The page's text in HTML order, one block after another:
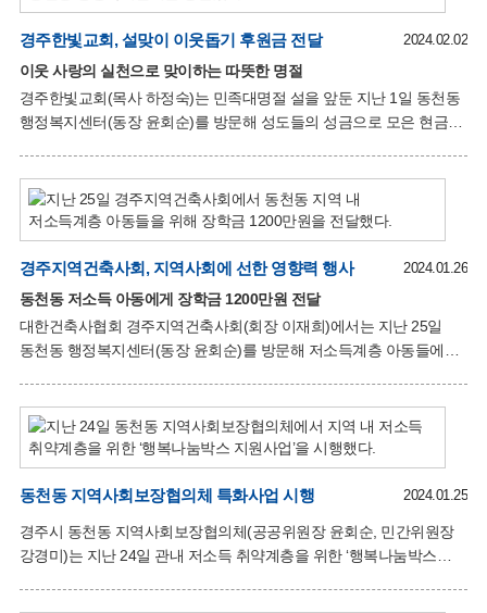
봉사활동을 펼쳐왔다. 최일경 본부장은 “명절을 앞두고 임직원들이
정성껏 준비한 선물이 이웃들의 따뜻하고 풍성한 명절에 작은
도움이라도 되기를 바라며, 앞으로도 필요한 곳에 지속적으로 나눔을
“명절마다 꾸준히 이웃돕기에 앞장서 주셔서 감사드리며, 어려운
이웃들을
경주한빛교회, 설맞이 이웃돕기 후원금 전달 2024.02.02
이웃 사랑의 실천으로 맞이하는 따뜻한 명절
경주한빛교회(목사 하정숙)는 민족대명절 설을 앞둔 지난 1일 동천동
행정복지센터(동장 윤회순)를 방문해 성도들의 성금으로 모은 현금
기탁된 성금은 동천동 지역 내 어려운 이웃들에게 전달될 예정이다.
하정숙 목사는 “도움이 필요한 분들께 작은 도움이라도 되기를
바라며, 앞으로도 꾸준한 관심으로 주변을 돌아보고 이웃을 섬기는
교회가 되겠다”고 전했다. 윤회순 동천동장은 “지속적인 관심으로
관내 어려운 주민들을 도와주셔서 늘 감사드리며, 다가오는 설 명절에
소외되는 이웃이 없는 동천동을 만들 수 있도록 노력하겠다”며 감사의
뜻을 전했다.
경주지역건축사회, 지역사회에 선한 영향력 행사 2024.01.26
동천동 저소득 아동에게 장학금 1200만원 전달
대한건축사협회 경주지역건축사회(회장 이재희)에서는 지난 25일
동천동 행정복지센터(동장 윤회순)를 방문해 저소득계층 아동들에게
선도하고 있다. 또한 수년째 어려운 아동들에게 지속적으로 장학금을
지원하고 있어 타 단체 및 지역사회에 선한 영향력을 끼치며 귀감이
되고 있다. 이재희 회장은 “아동들이 희망을 잃지 않고 꿈을 키워
나가기를 바라며, 앞으로도 미래를 이끌어갈 인재 육성과 지역 교육
전했다. 이날 전달된 장학금은 동천동 지역 내 어려운 아동 5명에게
매년 10만원씩 2년간 지원 될 예정이다.
동천동 지역사회보장협의체 특화사업 시행 2024.01.25
경주시 동천동 지역사회보장협의체(공공위원장 윤회순, 민간위원장
강경미)는 지난 24일 관내 저소득 취약계층을 위한 ‘행복나눔박스